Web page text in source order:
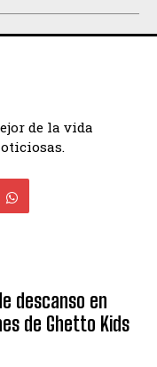
de la vida
descanso en
de Ghetto Kids